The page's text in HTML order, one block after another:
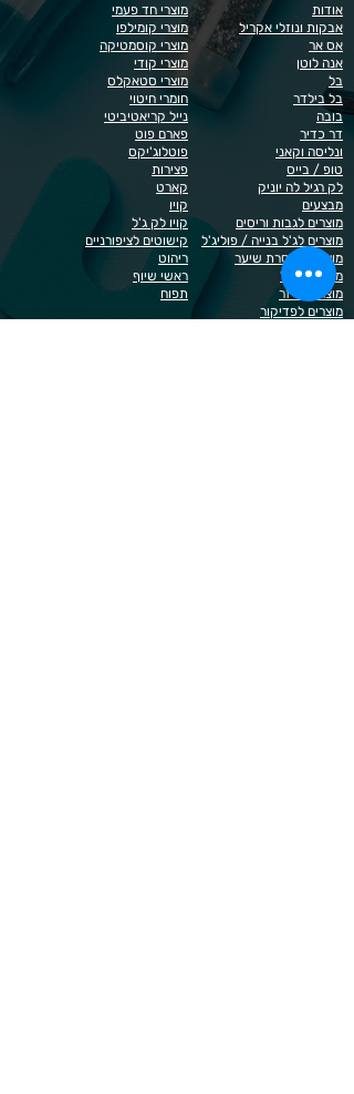
מוצרי חד פעמי
מוצרי קומילפו
מוצרי קוסמטיקה
מוצרי קודי
מוצרי סטאקלס
חומרי חיטוי
נייל קריאטיביטי
פארם פוט
פוטלוג'יקס
פצירות
קארט
קויו
קויו לק ג'ל
קישוטים לציפורניים
ריהוט
ראשי שיוף
תפוח
אודות
אבקות ונוזלי אקריל
אס אר
אנה לוטן
בל
בל בילדר
בובה
דר כדיר
ונליסה וקאני
טופ / בייס
לק רגיל לה יוניק
מבצעים
מוצרים לגבות וריסים
מוצרים לג'ל בנייה / פוליג'ל
מוצרים להסרת שיער
מוצרי חשמל
מוצרים לייזר
מוצרים לפדיקור